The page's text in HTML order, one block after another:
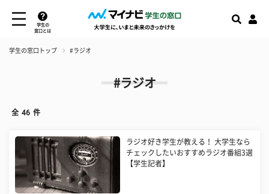
学生の
窓口とは
学生の窓口トップ #ラジオ
#ラジオ
全 46 件
ラジオ好き学生が教える！ 大学生なら
チェックしたいおすすめラジオ番組3選
【学生記者】